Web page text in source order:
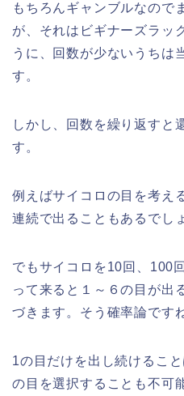
もちろんギャンブルなので
が、それはビギナーズラッ
うに、回数が少ないうちは
す。
しかし、回数を繰り返すと
す。
例えばサイコロの目を考え
連続で出ることもあるでし
でもサイコロを10回、100
って来ると１～６の目が出
づきます。そう確率論です
1の目だけを出し続けるこ
の目を選択することも不可